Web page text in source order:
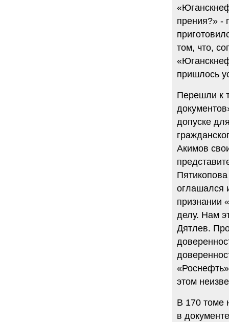
прения?» -
том, что,
пришлось
Перешли к
допуске
Акимов
оглашался
признании
делу. Нам
Дятлев.
этом
В 170 томе
в